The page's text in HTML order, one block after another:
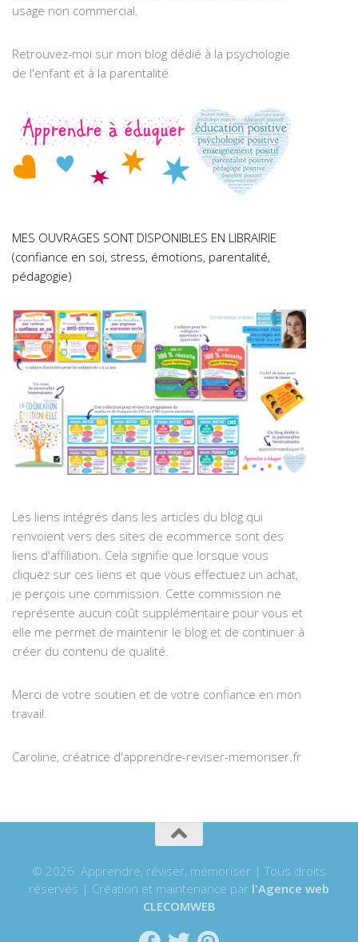
usage non commercial.
Retrouvez-moi sur mon blog dédié à la psychologie
de l'enfant et à la parentalité
MES OUVRAGES SONT DISPONIBLES EN LIBRAIRIE
(confiance en soi, stress, émotions, parentalité,
pédagogie)
Les liens intégrés dans les articles du blog qui
renvoient vers des sites de ecommerce sont des
liens d'affiliation. Cela signifie que lorsque vous
cliquez sur ces liens et que vous effectuez un achat,
je perçois une commission. Cette commission ne
représente aucun coût supplémentaire pour vous et
elle me permet de maintenir le blog et de continuer à
créer du contenu de qualité.
Merci de votre soutien et de votre confiance en mon
travail.
Caroline, créatrice d'apprendre-reviser-memoriser.fr
© 2026. Apprendre, réviser, mémoriser | Tous droits
réservés | Création et maintenance par l'Agence web
CLECOMWEB